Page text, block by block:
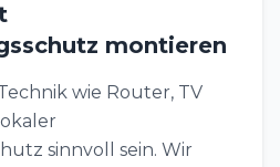
montieren
wie Router, TV
sinnvoll sein. Wir